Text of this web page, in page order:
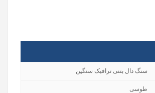
سنگ دال بتنی ترافیک سنگین
طوسی